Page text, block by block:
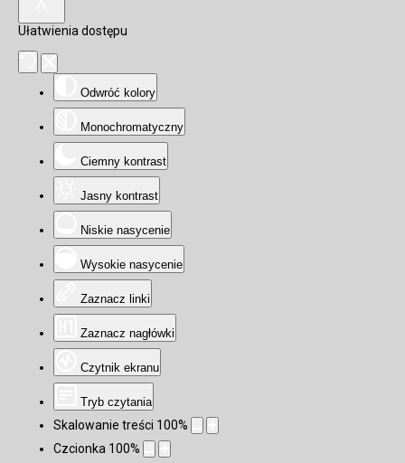
Ułatwienia dostępu
Odwróć kolory
Monochromatyczny
Ciemny kontrast
Jasny kontrast
Niskie nasycenie
Wysokie nasycenie
Zaznacz linki
Zaznacz nagłówki
Czytnik ekranu
Tryb czytania
Skalowanie treści 100%
Czcionka 100%